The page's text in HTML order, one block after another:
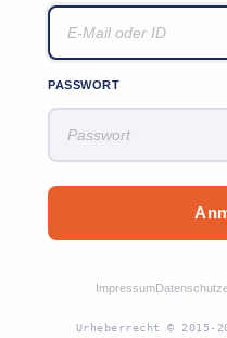
PASSWORT
Impressum
Urheberrecht © 2015-